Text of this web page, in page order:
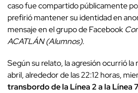
caso fue compartido públicamente
prefirió mantener su identidad en
mensaje en el grupo de Facebook
ACATLÁN (Alumnos).
Según su relato, la agresión ocurrió la
abril, alrededor de las 22:12 horas,
transbordo de la Línea 2 a la Línea